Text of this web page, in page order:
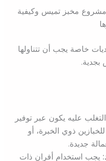
مشروع مخبز تميس وكيفية
خاصة يجب أن تتناولها
عليه يكون عبر توفير
ذوي الخبرة، أو
جديدة.
يجب استخدام أفران ذات